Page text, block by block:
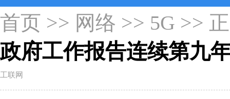
首页 >> 网络 >> 5G >>
政府工作报告连续第九
工联网